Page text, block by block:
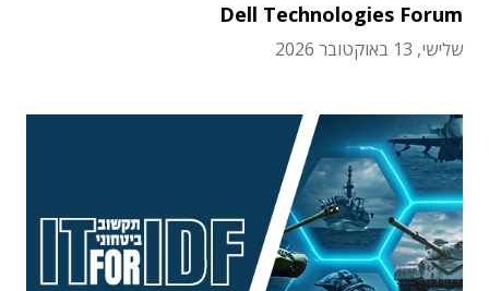
Dell Technologies Forum
שלישי, 13 באוקטובר 2026